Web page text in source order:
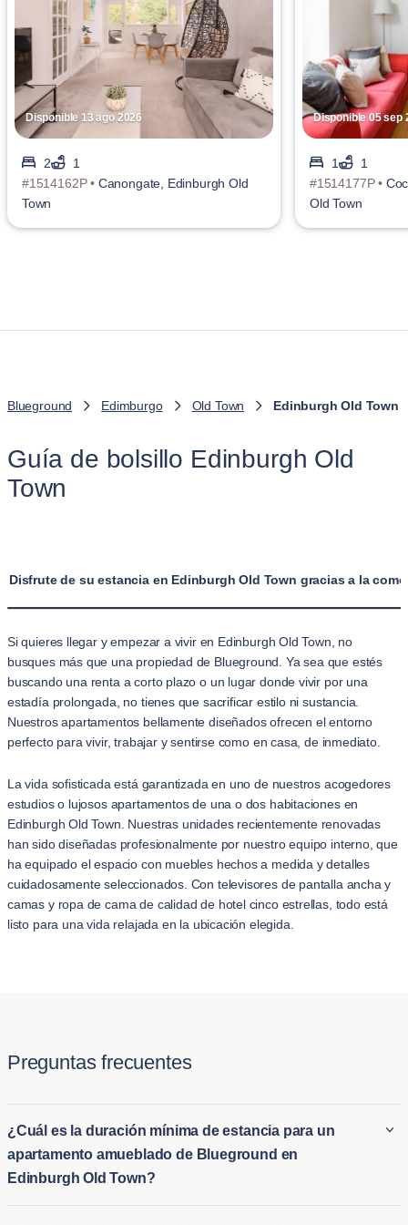
Disponible 13 ago 2026
2
1
#1514162P • Canongate, Edinburgh Old
Town
Disponible 05 sep
1
1
#1514177P •
Old Town
Blueground Edimburgo Old Town Edinburgh Old Town
Guía de bolsillo Edinburgh Old
Town
Disfrute de su estancia en Edinburgh Old Town gracias a la
Si quieres llegar y empezar a vivir en Edinburgh Old Town, no
busques más que una propiedad de Blueground. Ya sea que estés
buscando una renta a corto plazo o un lugar donde vivir por una
estadía prolongada, no tienes que sacrificar estilo ni sustancia.
Nuestros apartamentos bellamente diseñados ofrecen el entorno
perfecto para vivir, trabajar y sentirse como en casa, de inmediato.
La vida sofisticada está garantizada en uno de nuestros acogedores
estudios o lujosos apartamentos de una o dos habitaciones en
Edinburgh Old Town. Nuestras unidades recientemente renovadas
han sido diseñadas profesionalmente por nuestro equipo interno, que
ha equipado el espacio con muebles hechos a medida y detalles
cuidadosamente seleccionados. Con televisores de pantalla ancha y
camas y ropa de cama de calidad de hotel cinco estrellas, todo está
listo para una vida relajada en la ubicación elegida.
Preguntas frecuentes
¿Cuál es la duración mínima de estancia para un
apartamento amueblado de Blueground en
Edinburgh Old Town?